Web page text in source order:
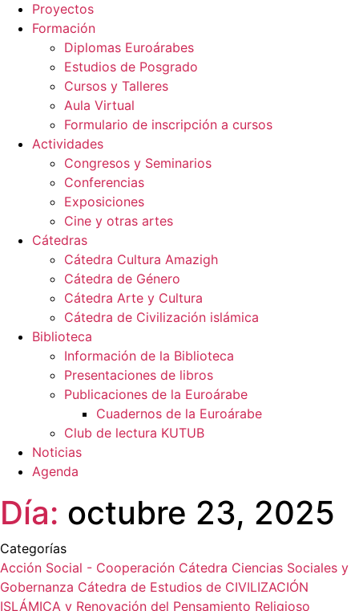
Proyectos
Formación
Diplomas Euroárabes
Estudios de Posgrado
Cursos y Talleres
Aula Virtual
Formulario de inscripción a cursos
Actividades
Congresos y Seminarios
Conferencias
Exposiciones
Cine y otras artes
Cátedras
Cátedra Cultura Amazigh
Cátedra de Género
Cátedra Arte y Cultura
Cátedra de Civilización islámica
Biblioteca
Información de la Biblioteca
Presentaciones de libros
Publicaciones de la Euroárabe
Cuadernos de la Euroárabe
Club de lectura KUTUB
Noticias
Agenda
Día: octubre 23, 2025
Categorías
Acción Social - Cooperación Cátedra Ciencias Sociales y
Gobernanza Cátedra de Estudios de CIVILIZACIÓN
ISLÁMICA y Renovación del Pensamiento Religioso